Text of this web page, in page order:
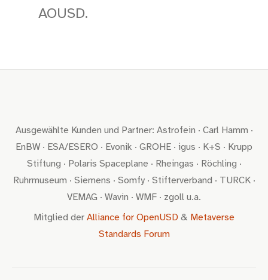
AOUSD.
Ausgewählte Kunden und Partner: Astrofein · Carl Hamm ·
EnBW · ESA/ESERO · Evonik · GROHE · igus · K+S · Krupp
Stiftung · Polaris Spaceplane · Rheingas · Röchling ·
Ruhrmuseum · Siemens · Somfy · Stifterverband · TURCK ·
VEMAG · Wavin · WMF · zgoll u.a.
Mitglied der Alliance for OpenUSD & Metaverse
Standards Forum